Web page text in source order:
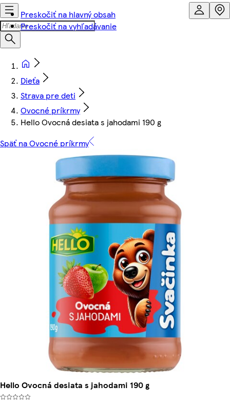
Preskočiť na hlavný obsah
Preskočiť na vyhľadávanie
Dieťa
Strava pre deti
Ovocné príkrmy
Hello Ovocná desiata s jahodami 190 g
Späť na Ovocné príkrmy
Hello Ovocná desiata s jahodami 190 g